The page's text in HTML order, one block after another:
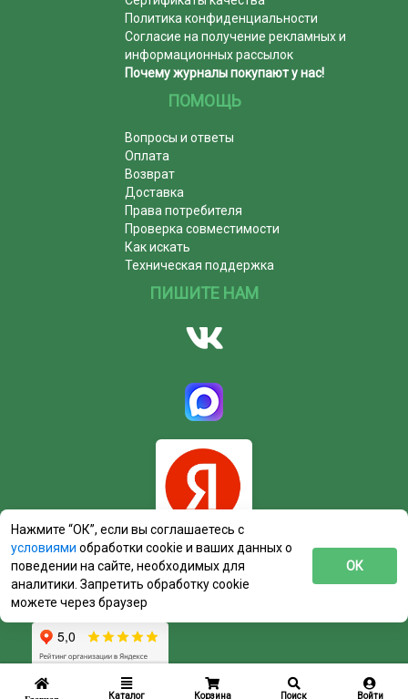
Каталог Корзина Поиск Войти
Политика конфиденциальности
Согласие на получение рекламных и
информационных рассылок
Почему журналы покупают у нас!
ПОМОЩЬ
Вопросы и ответы
Оплата
Возврат
Доставка
Права потребителя
Проверка совместимости
Как искать
Техническая поддержка
ПИШИТЕ НАМ
Нажмите “ОК”, если вы соглашаетесь с
условиями обработки cookie и ваших данных о
поведении на сайте, необходимых для
аналитики. Запретить обработку cookie
можете через браузер
ОК